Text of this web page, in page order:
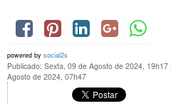
powered by social2s
Publicado: Sexta, 09 de Agosto de 2024, 19h17
Agosto de 2024, 07h47